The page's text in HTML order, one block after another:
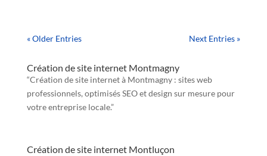
« Older Entries Next Entries »
Création de site internet Montmagny
“Création de site internet à Montmagny : sites web
professionnels, optimisés SEO et design sur mesure pour
votre entreprise locale.”
Création de site internet Montluçon